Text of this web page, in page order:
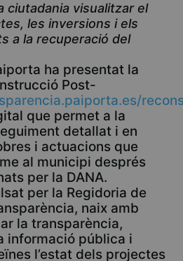
ciutadania visualitzar el
les inversions i els
a la recuperació del
ha presentat la
Post-
que permet a la
detallat i en
i actuacions que
al municipi després
per la DANA.
per la Regidoria de
naix amb
la transparència,
informació pública i
l’estat dels projectes